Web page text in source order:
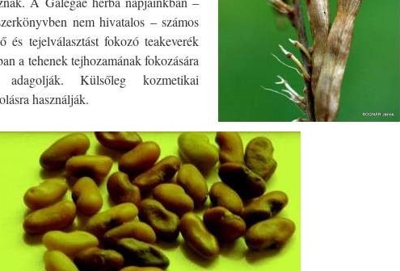
nem hivatalos – számos
és tejelvá­lasztást fokozó teakeverék
a tehenek tejhozamának fokozására
Külsőleg kozmetikai
használják.